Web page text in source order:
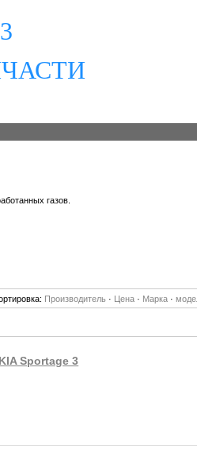
газов.
Производитель · Цена · Марка ·
Sportage 3